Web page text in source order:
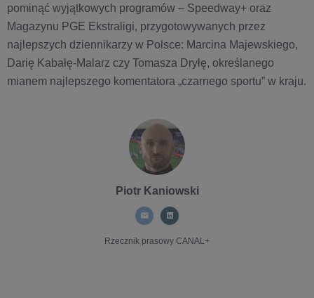
pominąć wyjątkowych programów – Speedway+ oraz
Magazynu PGE Ekstraligi, przygotowywanych przez
najlepszych dziennikarzy w Polsce: Marcina Majewskiego,
Darię Kabałę-Malarz czy Tomasza Dryłę, określanego
mianem najlepszego komentatora „czarnego sportu” w kraju.
Piotr Kaniowski
Rzecznik prasowy CANAL+